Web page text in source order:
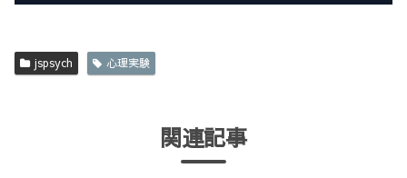
jspsych 心理実験
関連記事